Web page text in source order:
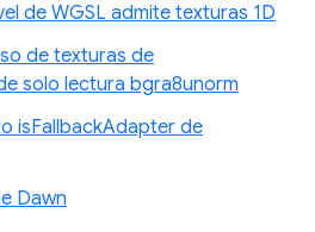
de WGSL admite texturas 1D
de texturas de
solo lectura bgra8unorm
isFallbackAdapter de
Dawn